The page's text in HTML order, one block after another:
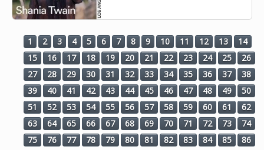
1 2 3 4 5 6 7 8 9 10 11 12 13
14
15
16 17 18 19 20 21 22 23 24 25
26
27
28 29 30 31 32 33 34 35 36 37
38
39
40 41 42 43 44 45 46 47 48 49
50
51
52 53 54 55 56 57 58 59 60 61
62
63
64 65 66 67 68 69 70 71 72 73
74
75
76 77 78 79 80 81 82 83 84 85
86